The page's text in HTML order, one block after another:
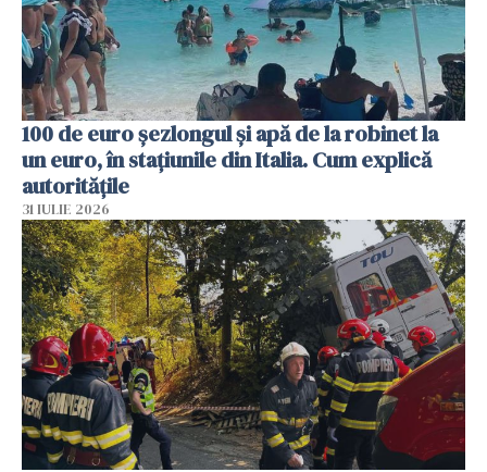
100 de euro șezlongul și apă de la robinet la
un euro, în stațiunile din Italia. Cum explică
autoritățile
31 IULIE 2026